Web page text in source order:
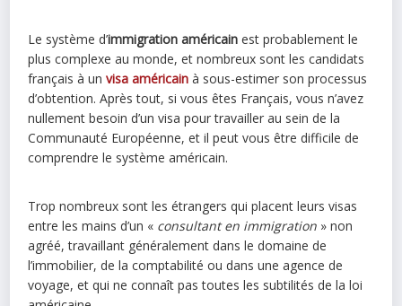
Le système d’immigration américain est probablement le
plus complexe au monde, et nombreux sont les candidats
français à unvisa américain à sous-estimer son processus
d’obtention. Après tout, si vous êtes Français, vous n’avez
nullement besoin d’un visa pour travailler au sein de la
Communauté Européenne, et il peut vous être difficile de
comprendre le système américain.
Trop nombreux sont les étrangers qui placent leurs visas
entre les mains d’un « consultant en immigration » non
agréé, travaillant généralement dans le domaine de
l’immobilier, de la comptabilité ou dans une agence de
voyage, et qui ne connaît pas toutes les subtilités de la loi